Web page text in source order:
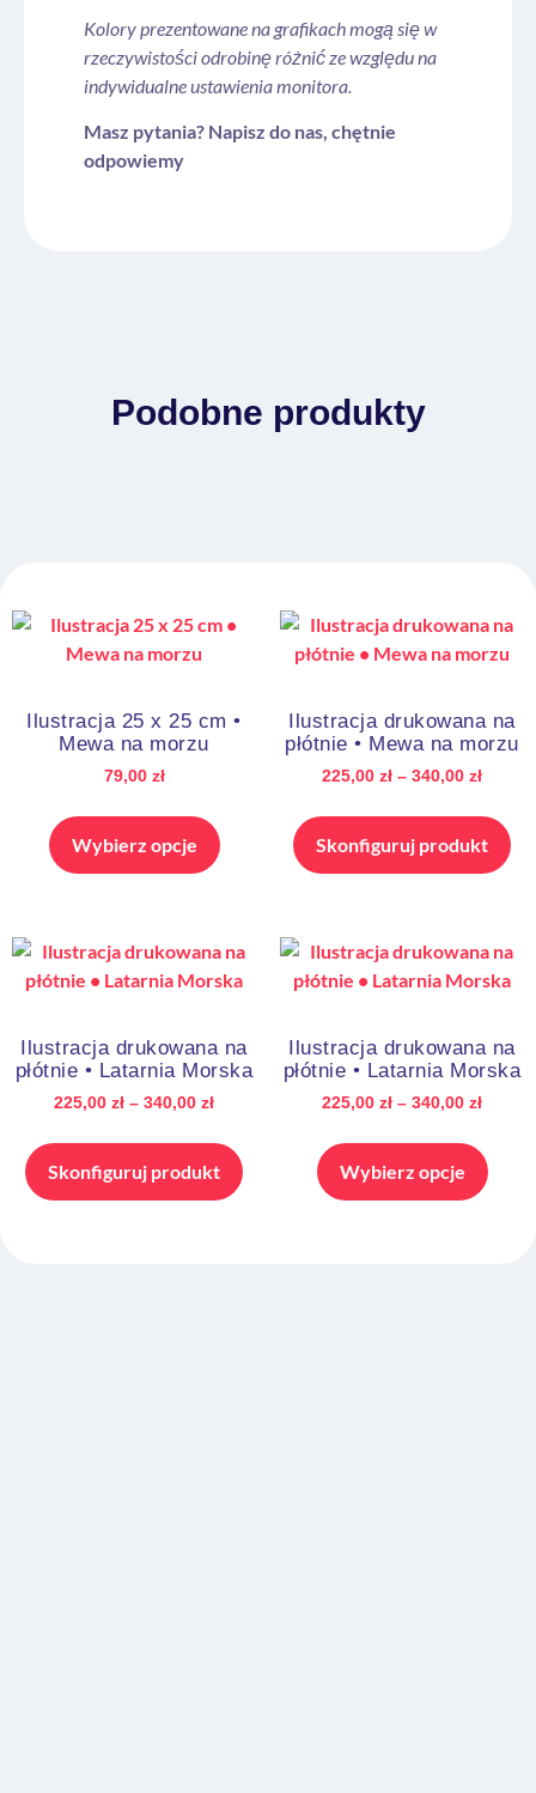
Kolory prezentowane na grafikach mogą się w
rzeczywistości odrobinę różnić ze względu na
indywidualne ustawienia monitora.
Masz pytania? Napisz do nas, chętnie
odpowiemy
Podobne produkty
Ilustracja 25 x 25 cm •
Mewa na morzu
79,00 zł
Wybierz opcje
Ilustracja drukowana na
płótnie • Mewa na morzu
225,00 zł – 340,00 zł
Skonfiguruj produkt
Ilustracja drukowana na
płótnie • Latarnia Morska
225,00 zł – 340,00 zł
Skonfiguruj produkt
Ilustracja drukowana na
płótnie • Latarnia Morska
225,00 zł – 340,00 zł
Wybierz opcje